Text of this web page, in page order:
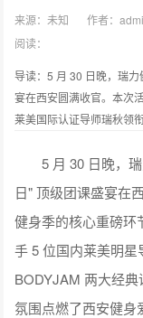
来源：未知 作者：
阅读：
导读：5 月 30 日晚，瑞
宴在西安圆满收官。本次
莱美国际认证导师瑞秋领
5 月 30 日晚，瑞
日" 顶级团课盛宴在
健身季的核心重磅环
手 5 位国内莱美明
BODYJAM 两大经
氛围点燃了西安健身